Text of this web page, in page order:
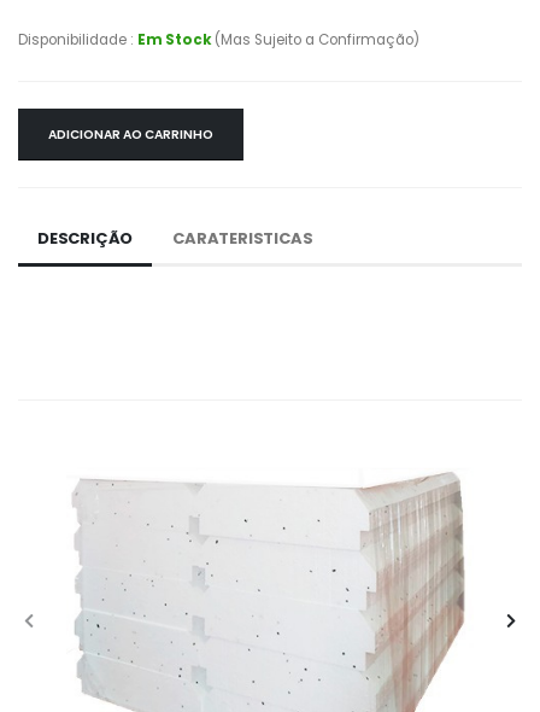
Disponibilidade : Em Stock(Mas Sujeito a Confirmação)
ADICIONAR AO CARRINHO
DESCRIÇÃO CARATERISTICAS